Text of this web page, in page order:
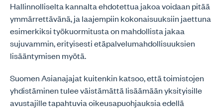
Hallinnolliselta kannalta ehdotettua jakoa voidaan pitää
ymmärrettävänä, ja laajempiin kokonaisuuksiin jaettuna
esimerkiksi työkuormitusta on mahdollista jakaa
sujuvammin, erityisesti etäpalvelumahdollisuuksien
lisääntymisen myötä.
Suomen Asianajajat kuitenkin katsoo, että toimistojen
yhdistäminen tulee väistämättä lisäämään yksityisille
avustajille tapahtuvia oikeusapuohjauksia edellä